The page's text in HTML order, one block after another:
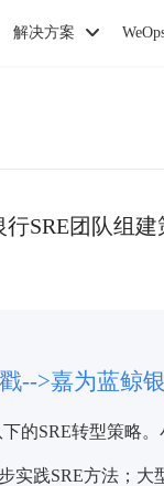
解决方案
SRE团队组建
-->嘉为蓝鲸
的SRE转型策略
实践SRE方法；